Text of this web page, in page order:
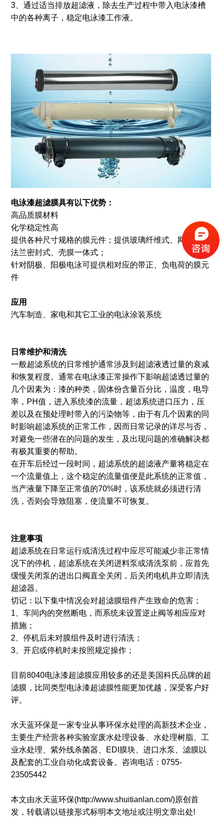
3、通过适当排放超滤液，除去生产过程中带入电泳漆槽
中的各种离子，稳定电泳漆工作液。
电泳漆超滤膜具有以下优势：
高品质膜材料
化学稳定性高
提供各种尺寸规格的膜元件；提供玻璃纤维式、网格式、
法兰密封式、壳膜一体式；
针对阴极、阳极电泳可提供相对应的带正、负电荷的膜元
件
应用
汽车制造、家电和其它工业的电泳涂装系统
日常维护和清洗
一般超滤系统的日常维护通常涉及到超滤液透过量的衰减
和恢复程度。通常在电泳漆正常操作下影响超滤透过量的
几个因素为：漆的种类，固体份含量百分比，温度，电导
率，PH值，进入系统漆的流量，超滤系统进口压力，压
差以及在预处理时带入的污染物等，由于有几个因素的同
时影响超滤系统的正常工作，因而日常记录的详尽与否，
对避免一些潜在的问题的发生，及出现问题的准确解决都
有极其重要的帮助。
在开车后经过一段时间，超滤系统的超滤液产量将稳定在
一个流量值上，这个稳定的流量值便是此系统的正常值，
当产液量下降至正常值的70%时，该系统就必须进行清
洗，否则会导致阻塞，使流量不可恢复。
注意事项
超滤系统在日常运行或清洗过程中应尽可能减少非正常情
况下的停机，超滤系统在关闭进料泵或清洗泵前，应首先
缓慢关闭泵的进出口阀直全关闭，后关闭电机并立即清洗
超滤器。
切记：以下集中情况会对超滤膜组件产生致命的危害；
1、车间内的突然断电，而系统未设置逆止阀等相应应对
措施；
2、停机后未对膜组件及时进行清洗；
3、开启或停机时未按照规定操作；
目前8040电泳漆超滤膜应用较多的还是美国科氏品牌的超
滤膜，比同类型电泳漆超滤膜性能更加优越，深受客户好
评。
水天蓝环保是一家专业从事环保水处理的高新技术企业，
主要生产经营各种实验室废水处理设备、水处理树脂、工
业水处理、紫外线杀菌器、EDI膜块、进口水泵、滤膜以
及配套的工业自动化成套设备。咨询电话：0755-
23505442
本文由水天蓝环保(http://www.shuitianlan.com/)原创首
发，转载请以链接形式标明本文地址或注明文章出处!